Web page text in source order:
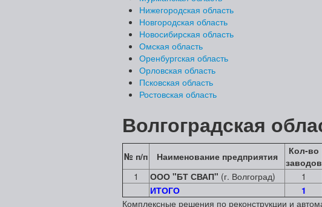
Нижегородская область
Новгородская область
Новосибирская область
Омская область
Оренбургская область
Орловская область
Псковская область
Ростовская область
Волгоградская
№ п/п Наименование предприятия
Кол-во
заводов
1
ООО "БТ СВАП" (г. Волгоград) 1
ИТОГО
1
Комплексные решения по реконструкции и